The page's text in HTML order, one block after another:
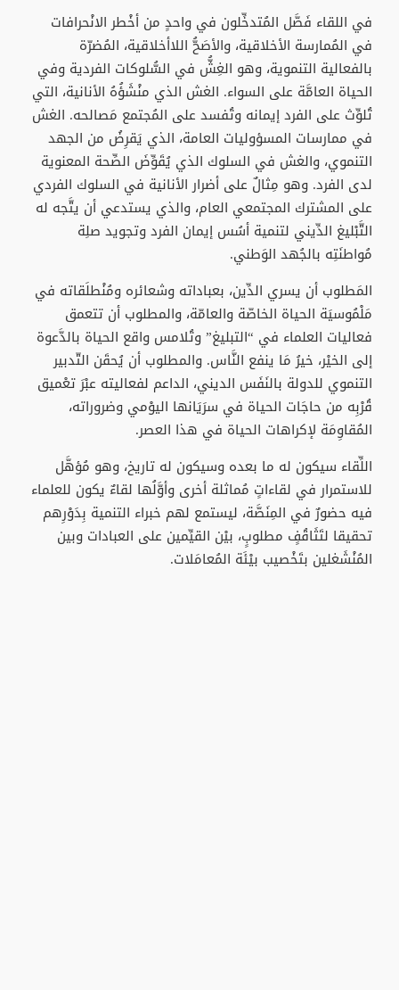
في اللقاء فَصَّل المُتدخِّلون في واحدٍ من أخْطر الانْحرافات
في المُمارسة الأخلاقية، والأصَحُّ اللاأخلاقية، المُضرّة
بالفعالية التنموية، وهو الغِشُّ في السُّلوكات الفردية وفي
الحياة العامَّة على السواء. الغش الذي منْشَؤُهُ الأنانية، التي
تُلوِّث على الفرد إيمانه وتُفسد على المُجتمع مَصالحه. الغش
في ممارسات المسؤوليات العامة، الذي يَقرِضُ من الجهد
التنموي، والغش في السلوك الذي يُقَوِّضَ الصِّحة المعنوية
لدى الفرد. وهو مِثالٌ على أضرار الأنانية في السلوك الفردي
على المشترك المجتمعي العام، والذي يستدعي أن يتَّجه له
التَّبْليغ الدِّيني لتنمية أسُس إيمان الفرد وتجويد صلِة
مُواطنَتِه بالجُهد الوَطني.
المَطلوب أن يسري الدِّين، بعباداته وشعائره ومُنْطلَقاته في
مَلْمُوسيَة الحياة الخاصّة والعامّة، والمطلوب أن تتعمق
فعاليات العلماء في “التبليغ” وتُلامس واقع الحياة بالدَّعوة
إلى الخيْر، خيرُ مَا ينفع النَّاس. والمطلوب أن يُحقَن التّدبير
التنموي للدولة بالنَفَس الديني، الداعم لفعاليته عبْرَ تعْميق
قُرْبِه من حاجَات الحياة في سرَيَانها اليوْمي وضروراته،
المُقاوِمَة لإكراهات الحياة في هذا العصر.
اللِّقاء سيكون له ما بعده وسيكون له تاريخ، وهو مُؤهَّل
للاستمرار في لقاءاتٍ مُماثلة أخرى وأوَّلُها لقاءٌ يكون للعلماء
فيه حضورٌ في المِنَصَّة، ليستمع لهم خبراء التنمية بِدَوْرِهم
تحقيقا لتَثَاقُفٍ مطلوبٍ، بيْن القيِّمين على العبادات وبين
المُنْشَغلين بتَخْصيب بيْئَة المُعامَلات.